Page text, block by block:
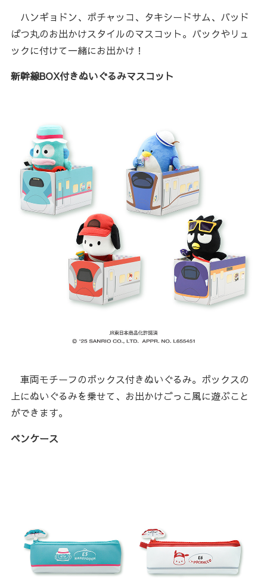
ハンギョドン、ポチャッコ、タキシードサム、バッド
ばつ丸のお出かけスタイルのマスコット。バックやリュ
ックに付けて一緒にお出かけ！
新幹線BOX付きぬいぐるみマスコット
車両モチーフのボックス付きぬいぐるみ。ボックスの
上にぬいぐるみを乗せて、お出かけごっこ風に遊ぶこと
ができます。
ペンケース